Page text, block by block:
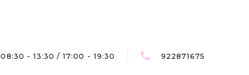
08:30 - 13:30 / 17:00 - 19:30 922871675